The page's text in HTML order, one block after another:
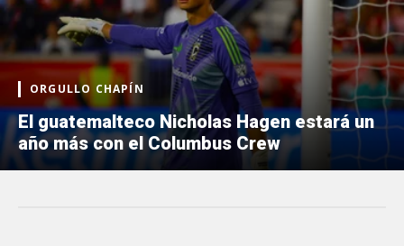
ORGULLO CHAPÍN
El guatemalteco Nicholas Hagen estará un
año más con el Columbus Crew